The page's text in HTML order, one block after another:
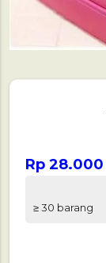
Rp 28.000
≥ 30 barang